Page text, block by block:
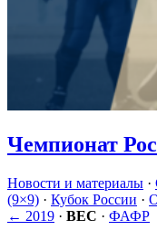
Чемпионат
Новости и материалы ·
(9×9) · Кубок России ·
← 2019 · ВЕС · ФАФР